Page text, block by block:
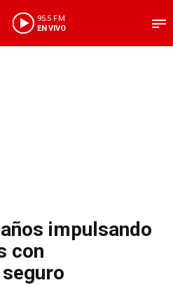
95.5 FM
EN VIVO
impulsando
con